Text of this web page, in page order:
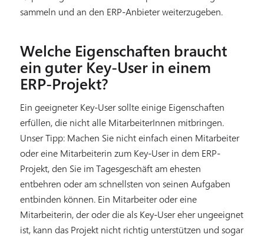
sammeln und an den ERP-Anbieter weiterzugeben.
Welche Eigenschaften braucht
ein guter Key-User in einem
ERP-Projekt?
Ein geeigneter Key-User sollte einige Eigenschaften
erfüllen, die nicht alle MitarbeiterInnen mitbringen.
Unser Tipp: Machen Sie nicht einfach einen Mitarbeiter
oder eine Mitarbeiterin zum Key-User in dem ERP-
Projekt, den Sie im Tagesgeschäft am ehesten
entbehren oder am schnellsten von seinen Aufgaben
entbinden können. Ein Mitarbeiter oder eine
Mitarbeiterin, der oder die als Key-User eher ungeeignet
ist, kann das Projekt nicht richtig unterstützen und sogar